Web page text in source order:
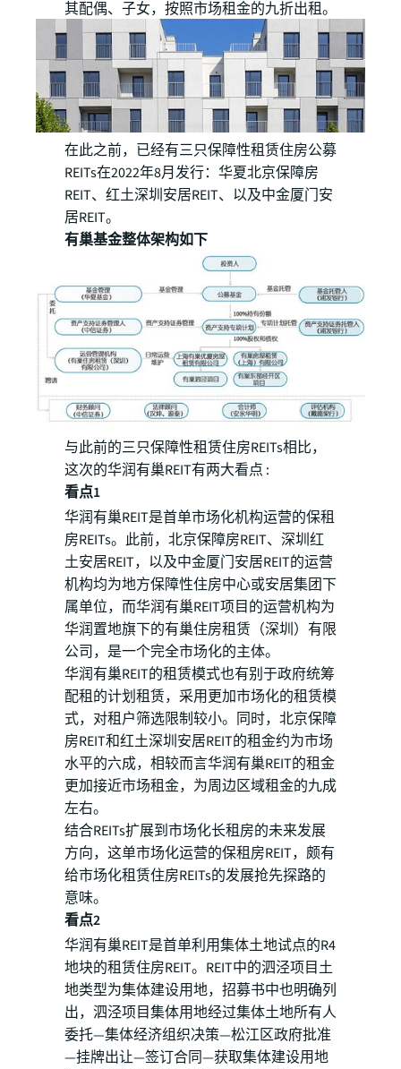
其配偶、子女，按照市场租金的九折出租。
在此之前，已经有三只保障性租赁住房公募
REITs在2022年8月发行：华夏北京保障房
REIT、红土深圳安居REIT、以及中金厦门安
居REIT。
有巢基金整体架构如下
与此前的三只保障性租赁住房REITs相比，
这次的华润有巢REIT有两大看点 :
看点1
华润有巢REIT是首单市场化机构运营的保租
房REITs。此前，北京保障房REIT、深圳红
土安居REIT，以及中金厦门安居REIT的运营
机构均为地方保障性住房中心或安居集团下
属单位，而华润有巢REIT项目的运营机构为
华润置地旗下的有巢住房租赁（深圳）有限
公司，是一个完全市场化的主体。
华润有巢REIT的租赁模式也有别于政府统筹
配租的计划租赁，采用更加市场化的租赁模
式，对租户筛选限制较小。同时，北京保障
房REIT和红土深圳安居REIT的租金约为市场
水平的六成，相较而言华润有巢REIT的租金
更加接近市场租金，为周边区域租金的九成
左右。
结合REITs扩展到市场化长租房的未来发展
方向，这单市场化运营的保租房REIT，颇有
给市场化租赁住房REITs的发展抢先探路的
意味。
看点2
华润有巢REIT是首单利用集体土地试点的R4
地块的租赁住房REIT。REIT中的泗泾项目土
地类型为集体建设用地，招募书中也明确列
出，泗泾项目集体用地经过集体土地所有人
委托—集体经济组织决策—松江区政府批准
—挂牌出让—签订合同—获取集体建设用地